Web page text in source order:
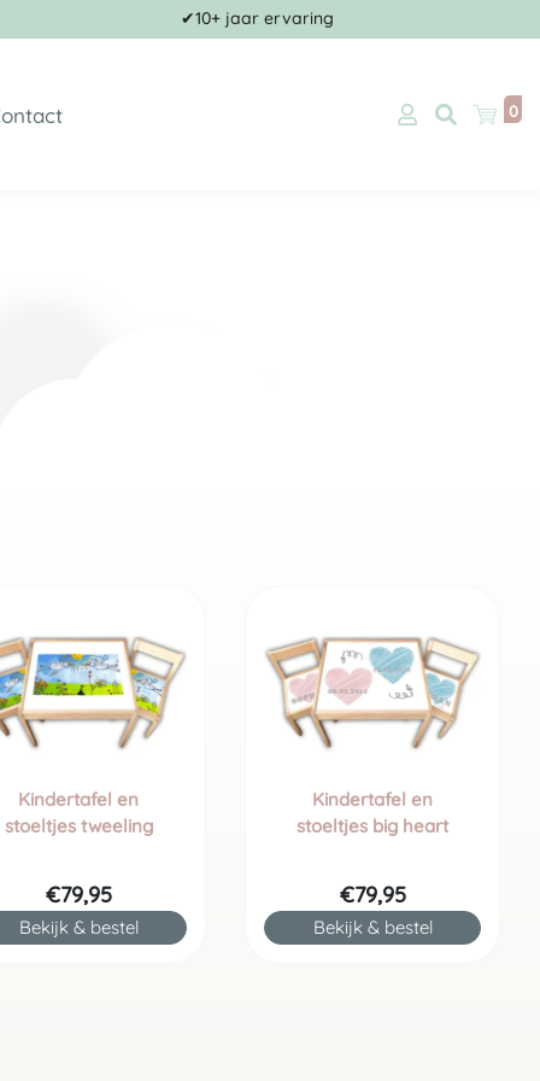
✔10+ jaar ervaring
0
Kindertafel en
stoeltjes tweeling
€79,95
Bekijk & bestel
Kindertafel en
stoeltjes big heart
€79,95
Bekijk & bestel